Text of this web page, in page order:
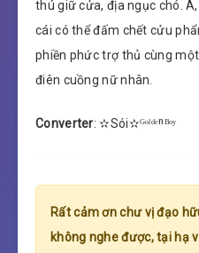
thú giữ cửa, địa ngục chó.
cái có thể đấm chết cửu
phiền phức trợ thủ cùng
điên cuồng nữ nhân.
Converter: ✫Sói✫ᴳᵒˡᵈᵉⁿᴮᵒʸ
Rất cảm ơn chư vị đạo
không nghe được, tại hạ